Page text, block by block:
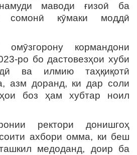
маводи ғизоӣ ба
сомонӣ кӯмаки моддӣ
кормандони
ро бо дастовезҳои хуби
ва илмию таҳқиқотӣ
азм доранд, ки дар соли
боз ҳам хубтар ноил
ректори донишгоҳ
ахбори омма, ки беш
медоданд, доир ба